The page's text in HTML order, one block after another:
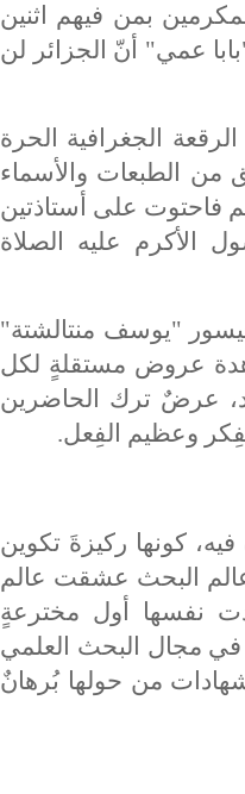
بمن فيهم اثنين
عمي" أنّ الجزائر لن
الجغرافية الحرة
من الطبعات والأسماء
فاحتوت على أستاذتين
الأكرم عليه الصلاة
"يوسف منتالشتة"
عروض مستقلةٍ لكل
عرضٌ ترك الحاضرين
وعظيم الفِعل.
كونها ركيزةَ تكوين
عالم البحث عشقت عالم
نفسها أول مخترعةٍ
في مجال البحث العلمي
من حولها بُرهانٌ